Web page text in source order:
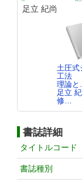
足立 紀尚
土圧式
工法
理論
足立
修…
書誌詳細
タイトルコード
書誌種別